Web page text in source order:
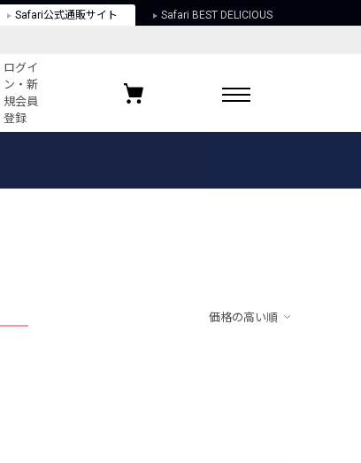
Safari公式通販サイト Safari BEST DELICIOUS
ログイ
ン・新
規会員
登録
お気に入りブランド
価格の高い順